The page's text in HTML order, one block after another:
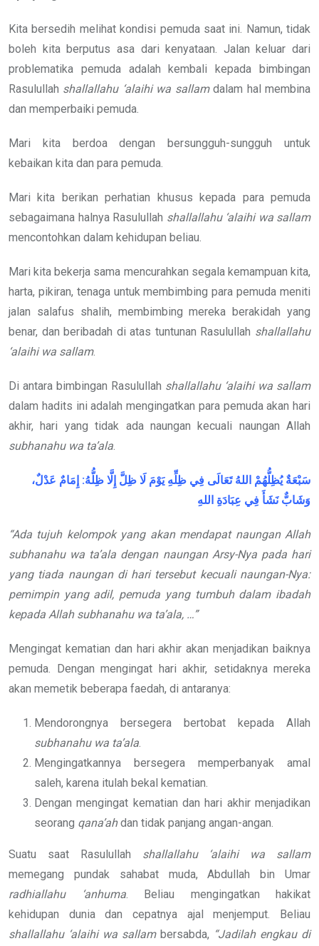
Kita bersedih melihat kondisi pemuda saat ini. Namun, tidak
boleh kita berputus asa dari kenyataan. Jalan keluar dari
problematika pemuda adalah kembali kepada bimbingan
Rasulullah shallallahu ‘alaihi wa sallamdalam hal membina
dan memperbaiki pemuda.
Mari kita berdoa dengan bersungguh-sungguh untuk
kebaikan kita dan para pemuda.
Mari kita berikan perhatian khusus kepada para pemuda
sebagaimana halnya Rasulullah shallallahu ‘alaihi wa sallam
mencontohkan dalam kehidupan beliau.
Mari kita bekerja sama mencurahkan segala kemampuan kita,
harta, pikiran, tenaga untuk membimbing para pemuda meniti
jalan salafus shalih, membimbing mereka berakidah yang
benar, dan beribadah di atas tuntunan Rasulullah shallallahu
‘alaihi wa sallam.
Di antara bimbingan Rasulullah shallallahu ‘alaihi wa sallam
dalam hadits ini adalah mengingatkan para pemuda akan hari
akhir, hari yang tidak ada naungan kecuali naungan Allah
subhanahu wa ta’ala
سَبْعَةٌ يُظِلُّهُمْ اللهُ تَعَالَى فِي ظِلِّهِ يَوْمَ لَا ظِلَّ إِلَّا ظِلُّهُ: إِمَامٌ عَدْلٌ،
وَشَابٌّ نَشَأَ فِي عِبَادَةِ اللهِ
“Ada tujuh kelompok yang akan mendapat naungan Allah
subhanahu wa ta’ala dengan naungan Arsy-Nya pada hari
yang tiada naungan di hari tersebut kecuali naungan-Nya:
pemimpin yang adil, pemuda yang tumbuh dalam ibadah
kepada Allah subhanahu wa ta’ala, …”
Mengingat kematian dan hari akhir akan menjadikan baiknya
pemuda. Dengan mengingat hari akhir, setidaknya mereka
akan memetik beberapa faedah, di antaranya:
Mendorongnya bersegera bertobat kepada Allah
subhanahu wa ta’ala
Mengingatkannya bersegera memperbanyak amal
saleh, karena itulah bekal kematian.
Dengan mengingat kematian dan hari akhir menjadikan
seorang qana’ahdan tidak panjang angan-angan.
Suatu saat Rasulullah shallallahu ‘alaihi wa sallam
memegang pundak sahabat muda, Abdullah bin Umar
radhiallahu ‘anhuma. Beliau mengingatkan hakikat
kehidupan dunia dan cepatnya ajal menjemput. Beliau
shallallahu ‘alaihi wa sallambersabda, “Jadilah engkau di